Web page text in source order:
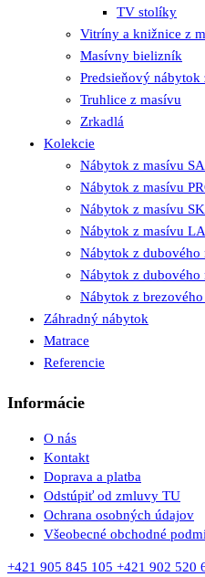
TV stolíky
Vitríny a knižnice z
Masívny bielizník
Predsieňový nábytok
Truhlice z masívu
Zrkadlá
Kolekcie
Nábytok z masívu
Nábytok z masívu
Nábytok z masívu
Nábytok z masívu
Nábytok z dubového
Nábytok z
Nábytok z
Záhradný nábytok
Matrace
Referencie
Informácie
O nás
Kontakt
Doprava a platba
Odstúpiť od zmluvy TU
Ochrana osobných údajov
Všeobecné obchodné
+421 905 845 105 +421 902 520